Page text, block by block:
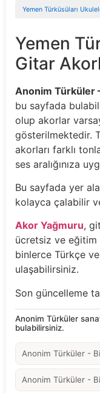
Yemen Türküsüları
Yemen
Gitar
Anonim Türküler
bu sayfada
olup akorlar
gösterilmektedir.
akorları farklı
ses aralığınıza
Bu sayfada yer
kolayca çalabilir
Akor Yağmuru,
ücretsiz ve eğitim
binlerce Türkçe ve
ulaşabilirsiniz.
Son güncelleme
Anonim Türküler
bulabilirsiniz.
Anonim Türküler -
Anonim Türküler -